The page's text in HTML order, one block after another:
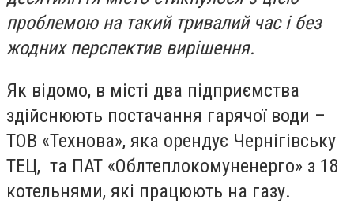
проблемою на такий тривалий час і без
жодних перспектив вирішення.
Як відомо, в місті два підприємства
здійснюють постачання гарячої води –
ТОВ «Технова», яка орендує Чернігівську
ТЕЦ, та ПАТ «Облтеплокомуненерго» з 18
котельнями, які працюють на газу.